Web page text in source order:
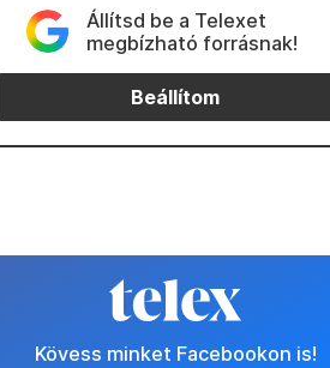
Állítsd be a Telexet
megbízható forrásnak!
Beállítom
Kövess minket Facebookon is!